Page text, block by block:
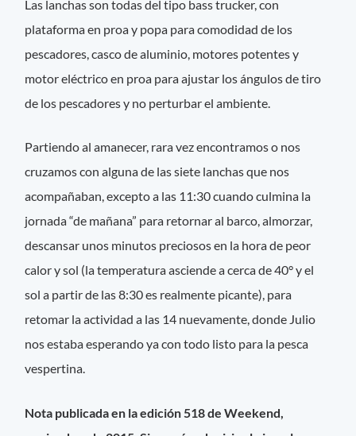
Las lanchas son todas del tipo bass trucker, con
plataforma en proa y popa para comodidad de los
pescadores, casco de aluminio, motores potentes y
motor eléctrico en proa para ajustar los ángulos de tiro
de los pescadores y no perturbar el ambiente.
Partiendo al amanecer, rara vez encontramos o nos
cruzamos con alguna de las siete lanchas que nos
acompañaban, excepto a las 11:30 cuando culmina la
jornada “de mañana” para retornar al barco, almorzar,
descansar unos minutos preciosos en la hora de peor
calor y sol (la temperatura asciende a cerca de 40° y el
sol a partir de las 8:30 es realmente picante), para
retomar la actividad a las 14 nuevamente, donde Julio
nos estaba esperando ya con todo listo para la pesca
vespertina.
Nota publicada en la edición 518 de Weekend,